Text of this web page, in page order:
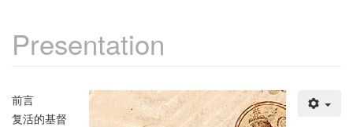
Presentation
前言
复活的基督